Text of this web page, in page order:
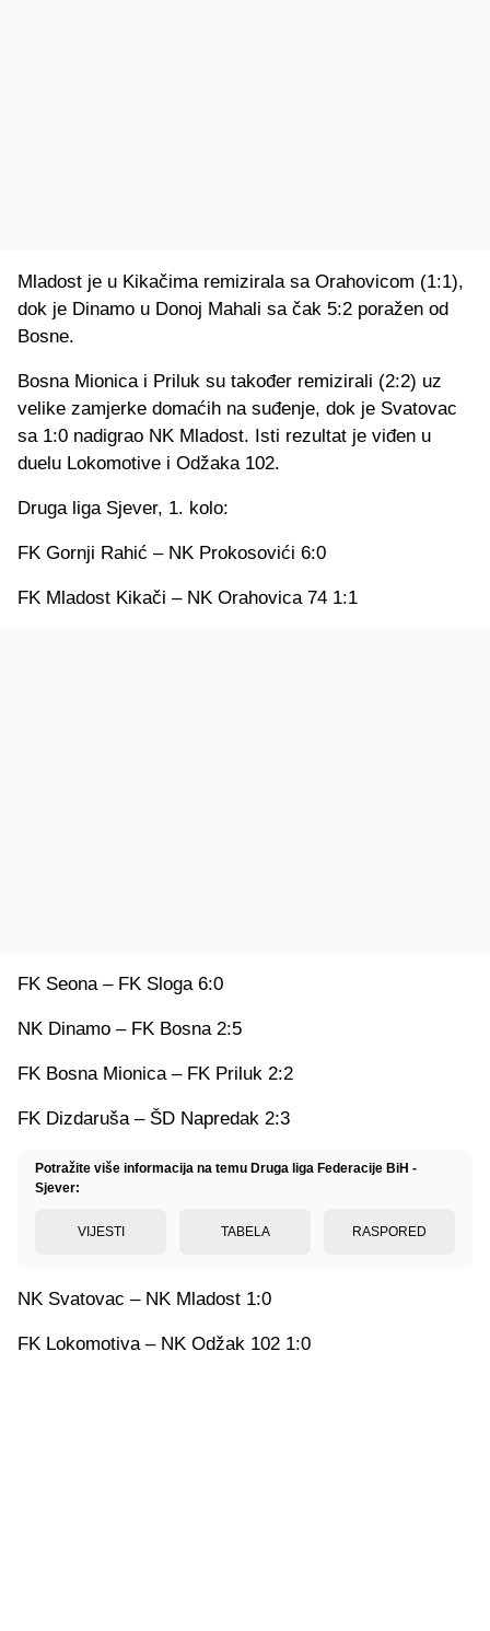
Mladost je u Kikačima remizirala sa Orahovicom (1:1),
dok je Dinamo u Donoj Mahali sa čak 5:2 poražen od
Bosne.
Bosna Mionica i Priluk su također remizirali (2:2) uz
velike zamjerke domaćih na suđenje, dok je Svatovac
sa 1:0 nadigrao NK Mladost. Isti rezultat je viđen u
duelu Lokomotive i Odžaka 102.
Druga liga Sjever, 1. kolo:
FK Gornji Rahić – NK Prokosovići 6:0
FK Mladost Kikači – NK Orahovica 74 1:1
FK Seona – FK Sloga 6:0
NK Dinamo – FK Bosna 2:5
FK Bosna Mionica – FK Priluk 2:2
FK Dizdaruša – ŠD Napredak 2:3
Potražite više informacija na temu Druga liga Federacije BiH -
Sjever:
VIJESTI TABELA RASPORED
NK Svatovac – NK Mladost 1:0
FK Lokomotiva – NK Odžak 102 1:0